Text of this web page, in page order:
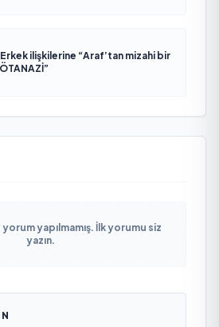
ilişkilerine “Araf’tan mizahi bir
yapılmamış. İlk yorumu siz
yazın.